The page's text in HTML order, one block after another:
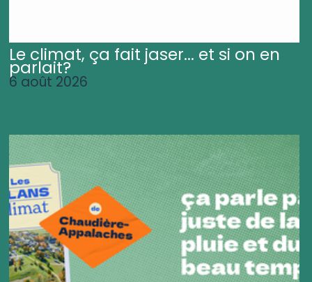
Le climat, ça fait jaser... et si on en
parlait?
6 août 2026